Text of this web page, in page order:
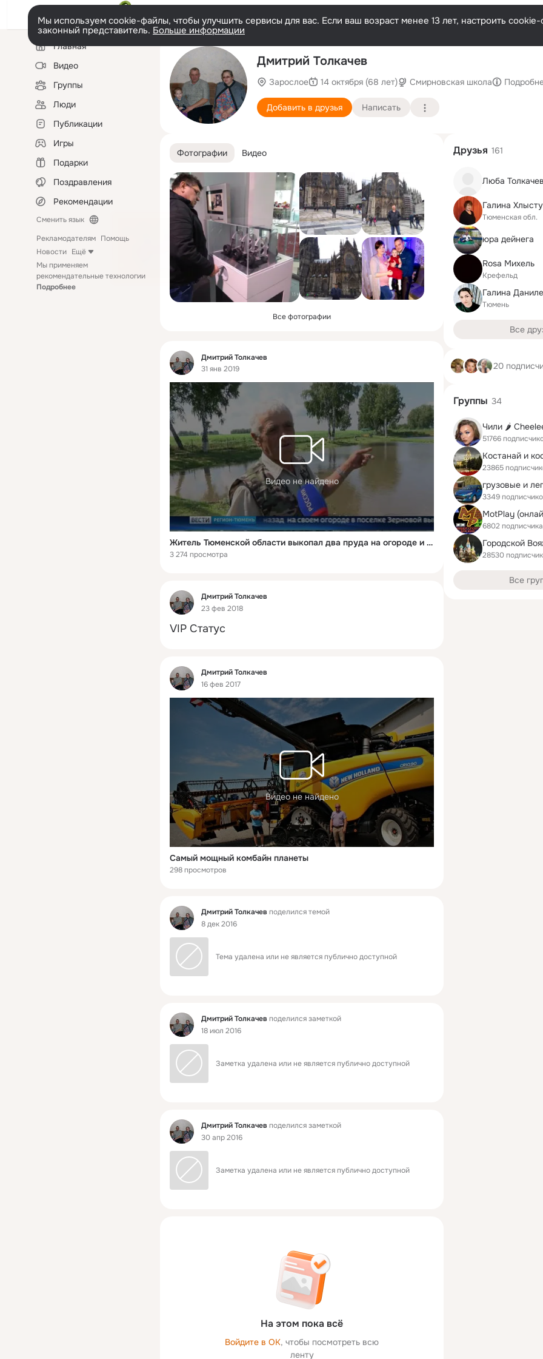
Мы используем cookie-файлы, чтобы улучшить сервисы для вас. Если ваш возраст менее 13 лет, настроить
законный представитель. Больше информации
Левая
колонкаГлавная
Видео
Группы
Люди
Публикации
Игры
Подарки
Поздравления
Рекомендации
Сменить язык
Рекламодателям Помощь
Новости Ещё
Мы применяем
рекомендательные технологии
Подробнее
Дмитрий Толкачев
Зарослое 14 октября (68 лет) Смирновская школа
Добавить в друзья Написать
Фотографии Видео
Все фотографии
Фид
Дмитрий Толкачев
31 янв 2019
Видео не найдено
Житель Тюменской области выкопал два пруда на огороде и стал разводить рыбу
3 274 просмотра
Фид
Дмитрий Толкачев
23 фев 2018
VIP Статус
Фид
Дмитрий Толкачев
16 фев 2017
Видео не найдено
Самый мощный комбайн планеты
298 просмотров
Фид Дмитрий Толкачев поделился темой
8 дек 2016
Тема удалена или не является публично доступной
Фид Дмитрий Толкачев поделился заметкой
18 июл 2016
Заметка удалена или не является публично доступной
Фид Дмитрий Толкачев поделился заметкой
30 апр 2016
Заметка удалена или не является публично доступной
На этом пока всё
Войдите в ОК, чтобы посмотреть всю
ленту
Друзья 161
Люба
Галина
Тюменская обл.
юра дейнега
Rosa Михель
Крефельд
Галина
Тюмень
Все
20
Группы 34
Чили 🌶️
51766
Костанай и
23865
грузовые и
3349
6802 подписчика
Городской
28530
Все